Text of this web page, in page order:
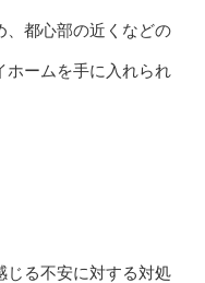
、都心部の近くなどの
ホームを手に入れられ
じる不安に対する対処